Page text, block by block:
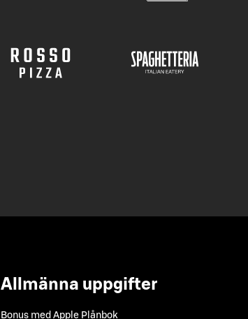
Allmänna uppgifter
Bonus med Apple Plånbok